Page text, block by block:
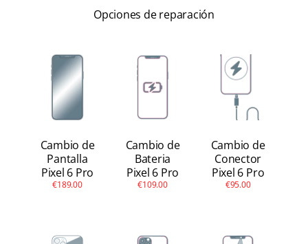
Apple Watch
Otras Marcas
Contacto
Opciones de reparación
Cambio de
Pantalla
Pixel 6 Pro
€189.00
Cambio de
Bateria
Pixel 6 Pro
€109.00
Cambio de
Conector
Pixel 6 Pro
€95.00